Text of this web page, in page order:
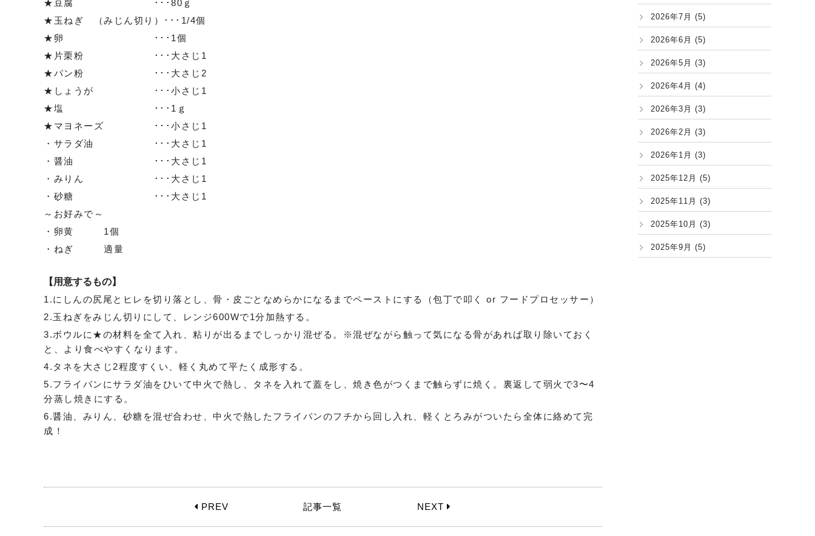
★豆腐 ･･･80ｇ
★玉ねぎ （みじん切り）･･･1/4個
★卵 ･･･1個
★片栗粉 ･･･大さじ1
★パン粉 ･･･大さじ2
★しょうが ･･･小さじ1
★塩 ･･･1ｇ
★マヨネーズ ･･･小さじ1
・サラダ油 ･･･大さじ1
・醤油 ･･･大さじ1
・みりん ･･･大さじ1
・砂糖 ･･･大さじ1
～お好みで～
・卵黄 1個
・ねぎ 適量
【用意するもの】
1.にしんの尻尾とヒレを切り落とし、骨・皮ごとなめらかになるまでペースト にする（包丁で叩く or フードプロセッサー）
2.玉ねぎをみじん切りにして、レンジ600Wで1分加熱する。
3.ボウルに★の材料を全て入れ、粘りが出るまでしっかり混ぜる。
※混ぜながら触って気になる骨があれば取り除いておく
と、より食べやすくなります。
4.タネを大さじ2程度すくい、軽く丸めて平たく成形する。
5.フライパンにサラダ油をひいて中火で熱し、タネを入れて蓋をし、焼き色がつ くまで触らずに焼く。裏返して弱火で3〜4
分蒸し焼きにする。
6.醤油、みりん、砂糖を混ぜ合わせ、中火で熱したフライパンのフチから回し 入れ、軽くとろみがついたら全体に絡めて完
成！
PREV 記事一覧 NEXT
2026年7月 (5)
2026年6月 (5)
2026年5月 (3)
2026年4月 (4)
2026年3月 (3)
2026年2月 (3)
2026年1月 (3)
2025年12月 (5)
2025年11月 (3)
2025年10月 (3)
2025年9月 (5)